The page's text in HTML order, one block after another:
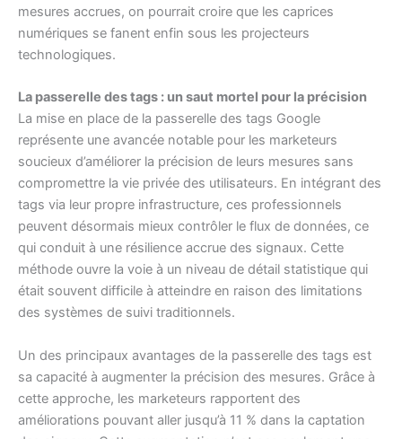
mesures accrues, on pourrait croire que les caprices
numériques se fanent enfin sous les projecteurs
technologiques.
La passerelle des tags : un saut mortel pour la précision
La mise en place de la passerelle des tags Google
représente une avancée notable pour les marketeurs
soucieux d’améliorer la précision de leurs mesures sans
compromettre la vie privée des utilisateurs. En intégrant des
tags via leur propre infrastructure, ces professionnels
peuvent désormais mieux contrôler le flux de données, ce
qui conduit à une résilience accrue des signaux. Cette
méthode ouvre la voie à un niveau de détail statistique qui
était souvent difficile à atteindre en raison des limitations
des systèmes de suivi traditionnels.
Un des principaux avantages de la passerelle des tags est
sa capacité à augmenter la précision des mesures. Grâce à
cette approche, les marketeurs rapportent des
améliorations pouvant aller jusqu’à 11 % dans la captation